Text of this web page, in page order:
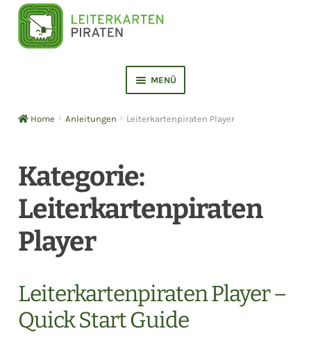
Zur
Navigation
springen
Zum
Inhalt
springen
MENÜ
Home Anleitungen Leiterkartenpiraten Player
Kategorie:
Leiterkartenpiraten
Player
Leiterkartenpiraten Player –
Quick Start Guide